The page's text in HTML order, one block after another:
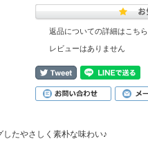
返品についての詳細はこちら
レビューはありません
たやさしく素朴な味わい♪